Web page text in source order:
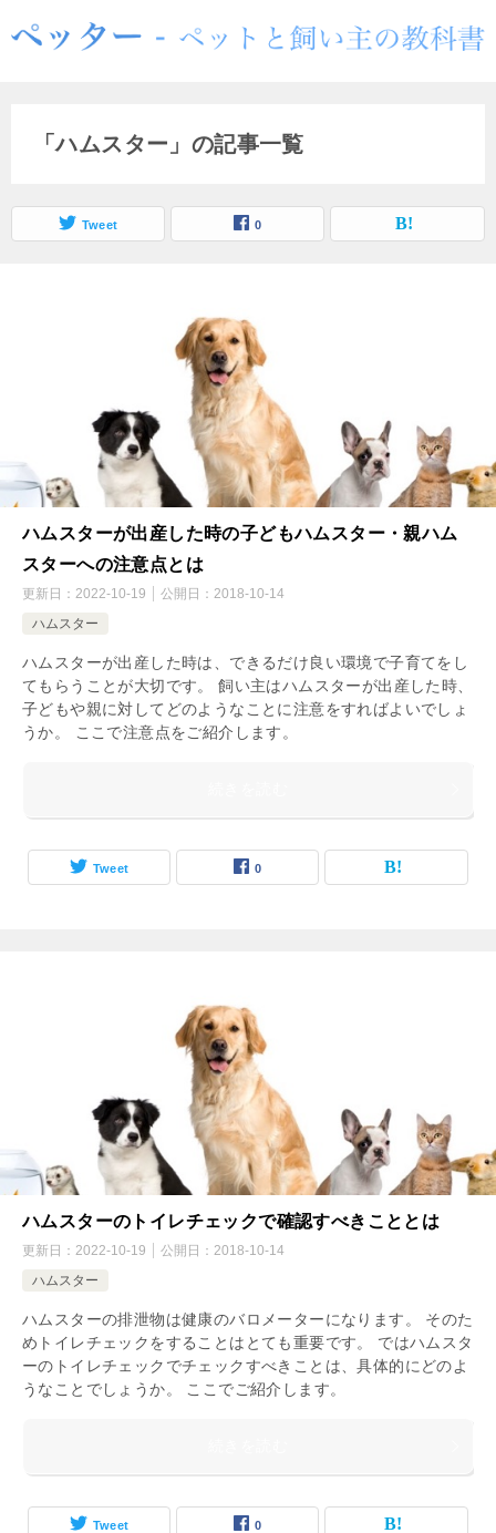
「ハムスター」の記事一覧
Tweet 0
ハムスターが出産した時の子どもハムスター・親ハム
スターへの注意点とは
更新日： 2022-10-19 公開日： 2018-10-14
ハムスター
ハムスターが出産した時は、できるだけ良い環境で子育てをし
てもらうことが大切です。 飼い主はハムスターが出産した時、
子どもや親に対してどのようなことに注意をすればよいでしょ
うか。 ここで注意点をご紹介します。
Tweet 0
ハムスターのトイレチェックで確認すべきこととは
更新日： 2022-10-19 公開日： 2018-10-14
ハムスター
ハムスターの排泄物は健康のバロメーターになります。 そのた
めトイレチェックをすることはとても重要です。 ではハムスタ
ーのトイレチェックでチェックすべきことは、具体的にどのよ
うなことでしょうか。 ここでご紹介します。
Tweet 0